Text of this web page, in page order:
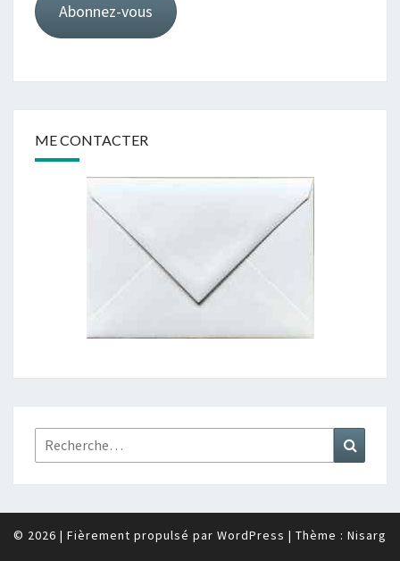
Abonnez-vous
ME CONTACTER
Rechercher :
© 2026 | Fièrement propulsé par WordPress | Thème : Nisarg